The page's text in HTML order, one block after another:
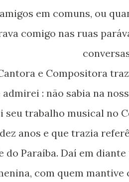
em comuns, ou
comigo nas ruas
: não sabia na
seu trabalho musical no
anos e que trazia
do Paraíba. Daí em
com quem